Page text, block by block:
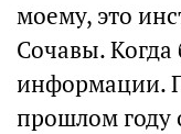
моему, это
Сочавы. Когда
информации.
прошлом году